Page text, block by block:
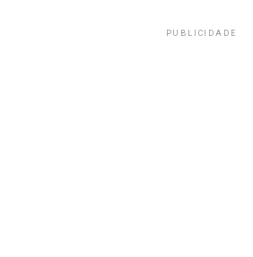
PUBLICIDADE